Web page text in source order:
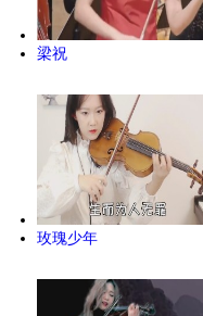
梁祝
玫瑰少年